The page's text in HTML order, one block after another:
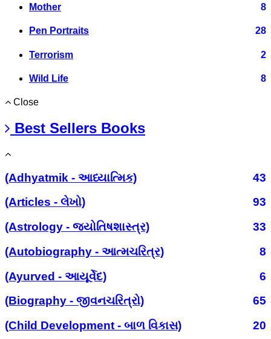
Mother 8
Pen Portraits 28
Terrorism 2
Wild Life 8
Close
Best Sellers Books
(Adhyatmik - આધ્યાત્મિક)
43
(Articles - લેખો)
93
(Astrology - જ્યોતિષશાસ્ત્ર)
33
(Autobiography - આત્મચરિત્ર)
8
(Ayurved - આયૂર્વેદ)
6
(Biography - જીવનચરિત્રો)
65
(Child Development - બાળ વિકાસ)
20